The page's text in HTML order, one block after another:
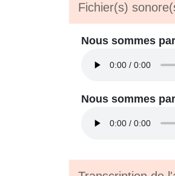
Fichier(s)
Nous sommes
Nous sommes